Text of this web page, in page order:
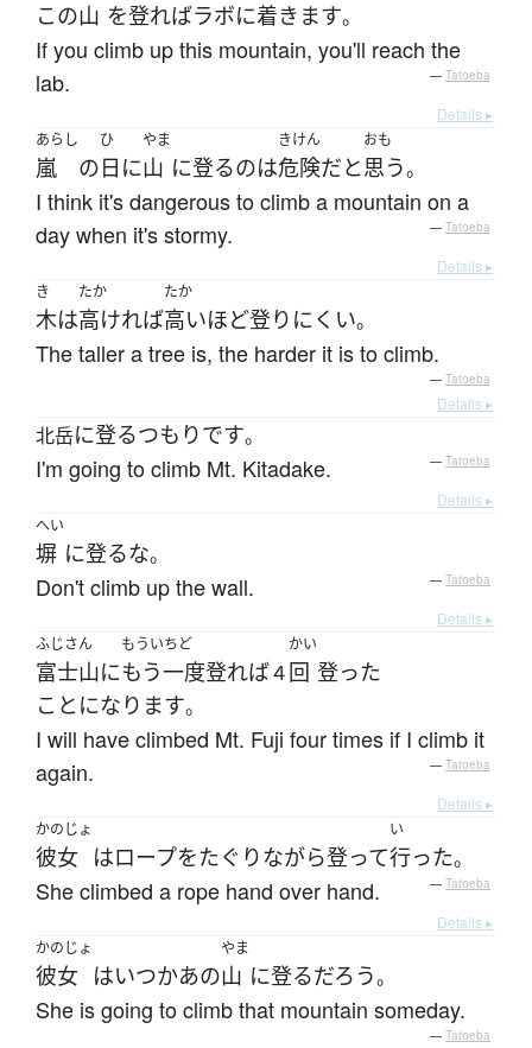
この山 を登ればラボに着きます。
If you climb up this mountain, you'll reach the
lab.
— Tatoeba
Details ▸
あらし
嵐 の
ひ
日 に
やま
山 に登るのは
きけん
危険だと
おも
思う。
I think it's dangerous to climb a mountain on a
day when it's stormy.
— Tatoeba
Details ▸
き
木は
たか
高ければ
たか
高いほど登り にくい。
The taller a tree is, the harder it is to climb.
— Tatoeba
Details ▸
北岳に登るつもりです。
I'm going to climb Mt. Kitadake. — Tatoeba
Details ▸
へい
塀 に登るな。
Don't climb up the wall. — Tatoeba
Details ▸
ふじさん
富士山に
もういちど
もう一度登れば４
かい
回 登った
ことになります。
I will have climbed Mt. Fuji four times if I climb it
again.
— Tatoeba
Details ▸
かのじょ
彼女 はロープをたぐりながら登って
い
行った。
She climbed a rope hand over hand. — Tatoeba
Details ▸
かのじょ
彼女 はいつかあの
やま
山 に登るだろう。
She is going to climb that mountain someday.
— Tatoeba